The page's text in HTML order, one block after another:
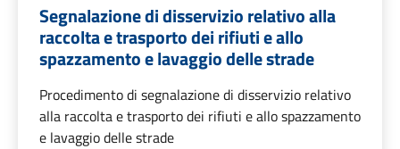
Segnalazione di disservizio relativo alla
raccolta e trasporto dei rifiuti e allo
spazzamento e lavaggio delle strade
Procedimento di segnalazione di disservizio relativo
alla raccolta e trasporto dei rifiuti e allo spazzamento
e lavaggio delle strade